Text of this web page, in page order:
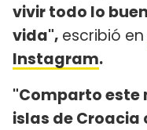
vivir todo lo
vida", escribió en
Instagram.
"Comparto este
islas de Croacia